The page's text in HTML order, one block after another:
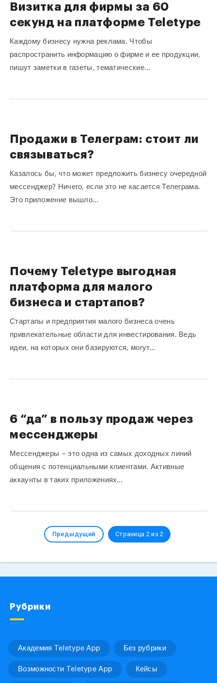
Визитка для фирмы за 60
секунд на платформе Teletype
Каждому бизнесу нужна реклама. Чтобы
распространить информацию о фирме и ее продукции,
пишут заметки в газеты, тематические…
Продажи в Телеграм: стоит ли
связываться?
Казалось бы, что может предложить бизнесу очередной
мессенджер? Ничего, если это не касается Телеграма.
Это приложение вышло…
Почему Teletype выгодная
платформа для малого
бизнеса и стартапов?
Стартапы и предприятия малого бизнеса очень
привлекательные области для инвестирования. Ведь
идеи, на которых они базируются, могут…
6 “да” в пользу продаж через
мессенджеры
Мессенджеры – это одна из самых доходных линий
общения с потенциальными клиентами. Активные
аккаунты в таких приложениях…
Предыдущий Страница 2 из 2
Рубрики
Академия Teletype App Без рубрики
Возможности Teletype App Кейсы